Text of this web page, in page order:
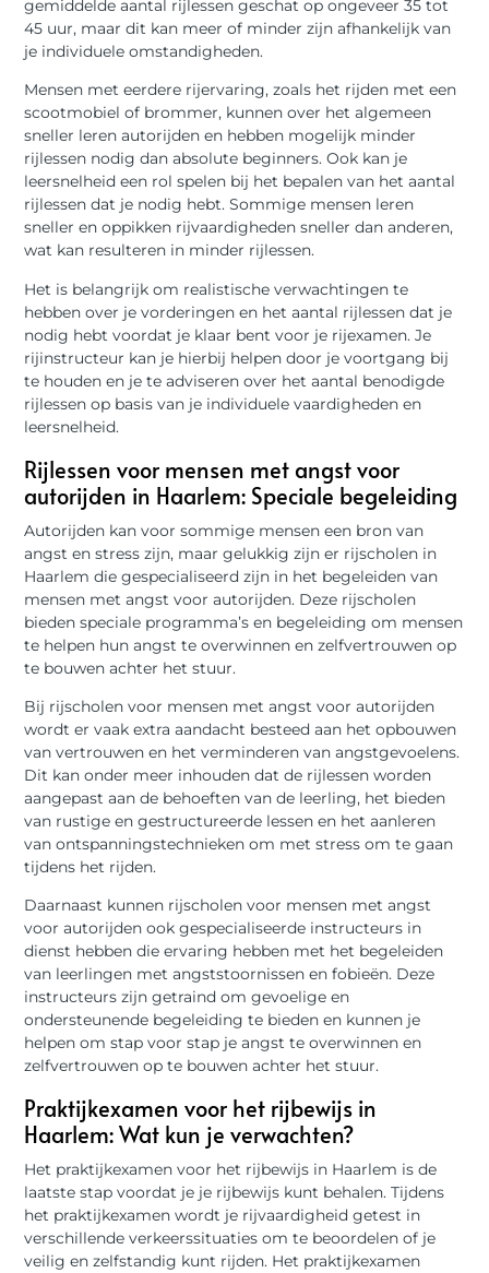
gemiddelde aantal rijlessen geschat op ongeveer 35 tot
45 uur, maar dit kan meer of minder zijn afhankelijk van
je individuele omstandigheden.
Mensen met eerdere rijervaring, zoals het rijden met een
scootmobiel of brommer, kunnen over het algemeen
sneller leren autorijden en hebben mogelijk minder
rijlessen nodig dan absolute beginners. Ook kan je
leersnelheid een rol spelen bij het bepalen van het aantal
rijlessen dat je nodig hebt. Sommige mensen leren
sneller en oppikken rijvaardigheden sneller dan anderen,
wat kan resulteren in minder rijlessen.
Het is belangrijk om realistische verwachtingen te
hebben over je vorderingen en het aantal rijlessen dat je
nodig hebt voordat je klaar bent voor je rijexamen. Je
rijinstructeur kan je hierbij helpen door je voortgang bij
te houden en je te adviseren over het aantal benodigde
rijlessen op basis van je individuele vaardigheden en
leersnelheid.
Rijlessen voor mensen met angst voor
autorijden in Haarlem: Speciale begeleiding
Autorijden kan voor sommige mensen een bron van
angst en stress zijn, maar gelukkig zijn er rijscholen in
Haarlem die gespecialiseerd zijn in het begeleiden van
mensen met angst voor autorijden. Deze rijscholen
bieden speciale programma’s en begeleiding om mensen
te helpen hun angst te overwinnen en zelfvertrouwen op
te bouwen achter het stuur.
Bij rijscholen voor mensen met angst voor autorijden
wordt er vaak extra aandacht besteed aan het opbouwen
van vertrouwen en het verminderen van angstgevoelens.
Dit kan onder meer inhouden dat de rijlessen worden
aangepast aan de behoeften van de leerling, het bieden
van rustige en gestructureerde lessen en het aanleren
van ontspanningstechnieken om met stress om te gaan
tijdens het rijden.
Daarnaast kunnen rijscholen voor mensen met angst
voor autorijden ook gespecialiseerde instructeurs in
dienst hebben die ervaring hebben met het begeleiden
van leerlingen met angststoornissen en fobieën. Deze
instructeurs zijn getraind om gevoelige en
ondersteunende begeleiding te bieden en kunnen je
helpen om stap voor stap je angst te overwinnen en
zelfvertrouwen op te bouwen achter het stuur.
Praktijkexamen voor het rijbewijs in
Haarlem: Wat kun je verwachten?
Het praktijkexamen voor het rijbewijs in Haarlem is de
laatste stap voordat je je rijbewijs kunt behalen. Tijdens
het praktijkexamen wordt je rijvaardigheid getest in
verschillende verkeerssituaties om te beoordelen of je
veilig en zelfstandig kunt rijden. Het praktijkexamen